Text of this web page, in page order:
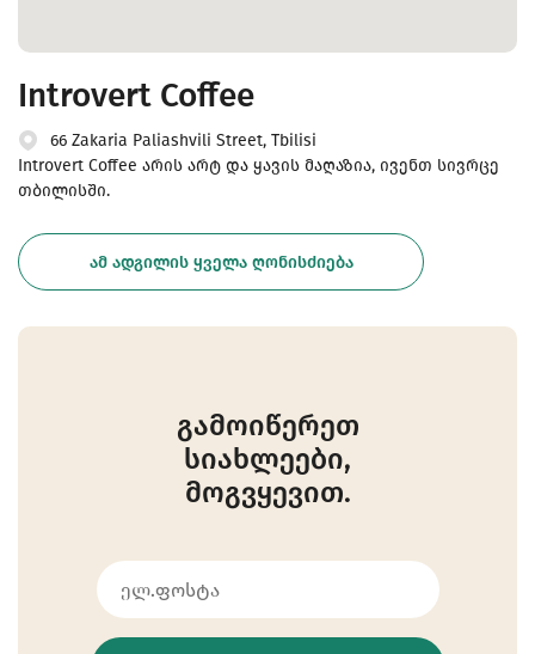
Introvert Coffee
66 Zakaria Paliashvili Street, Tbilisi
Introvert Coffee არის არტ და ყავის მაღაზია, ივენთ სივრცე
თბილისში.
ᲐᲛ ᲐᲓᲒᲘᲚᲘᲡ ᲧᲕᲔᲚᲐ ᲦᲝᲜᲘᲡᲫᲘᲔᲑᲐ
გამოიწერეთ
სიახლეები,
მოგვყევით.